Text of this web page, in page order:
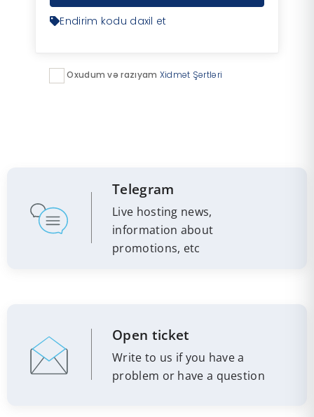
Endirim kodu daxil et
Oxudum və razıyam Xidmət Şərtləri
Telegram
Live hosting news,
information about
promotions, etc
Open ticket
Write to us if you have a
problem or have a question